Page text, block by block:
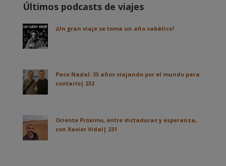
Últimos podcasts de viajes
¡Un gran viaje se toma un año sabático!
Paco Nadal: 35 años viajando por el mundo para
contarlo| 232
Oriente Próximo, entre dictaduras y esperanza,
con Xavier Vidal| 231